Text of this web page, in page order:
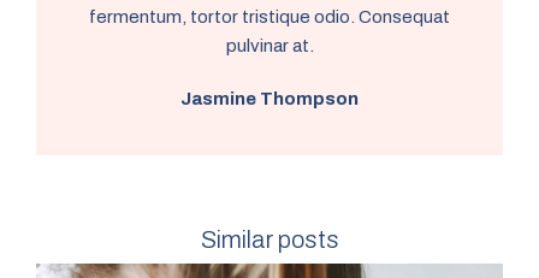
fermentum, tortor tristique odio. Consequat
pulvinar at.
Jasmine Thompson
Similar posts